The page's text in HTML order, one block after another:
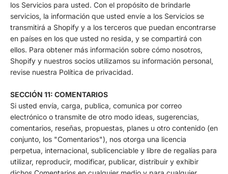
los Servicios para usted. Con el propósito de brindarle
servicios, la información que usted envíe a los Servicios se
transmitirá a Shopify y a los terceros que puedan encontrarse
en países en los que usted no resida, y se compartirá con
ellos. Para obtener más información sobre cómo nosotros,
Shopify y nuestros socios utilizamos su información personal,
revise nuestra Política de privacidad.
SECCIÓN 11: COMENTARIOS
Si usted envía, carga, publica, comunica por correo
electrónico o transmite de otro modo ideas, sugerencias,
comentarios, reseñas, propuestas, planes u otro contenido (en
conjunto, los "Comentarios"), nos otorga una licencia
perpetua, internacional, sublicenciable y libre de regalías para
utilizar, reproducir, modificar, publicar, distribuir y exhibir